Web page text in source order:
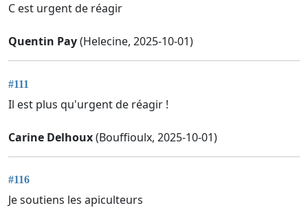
C est urgent de réagir
Quentin Pay(Helecine, 2025-10-01)
#111
Il est plus qu'urgent de réagir !
Carine Delhoux(Bouffioulx, 2025-10-01)
#116
Je soutiens les apiculteurs